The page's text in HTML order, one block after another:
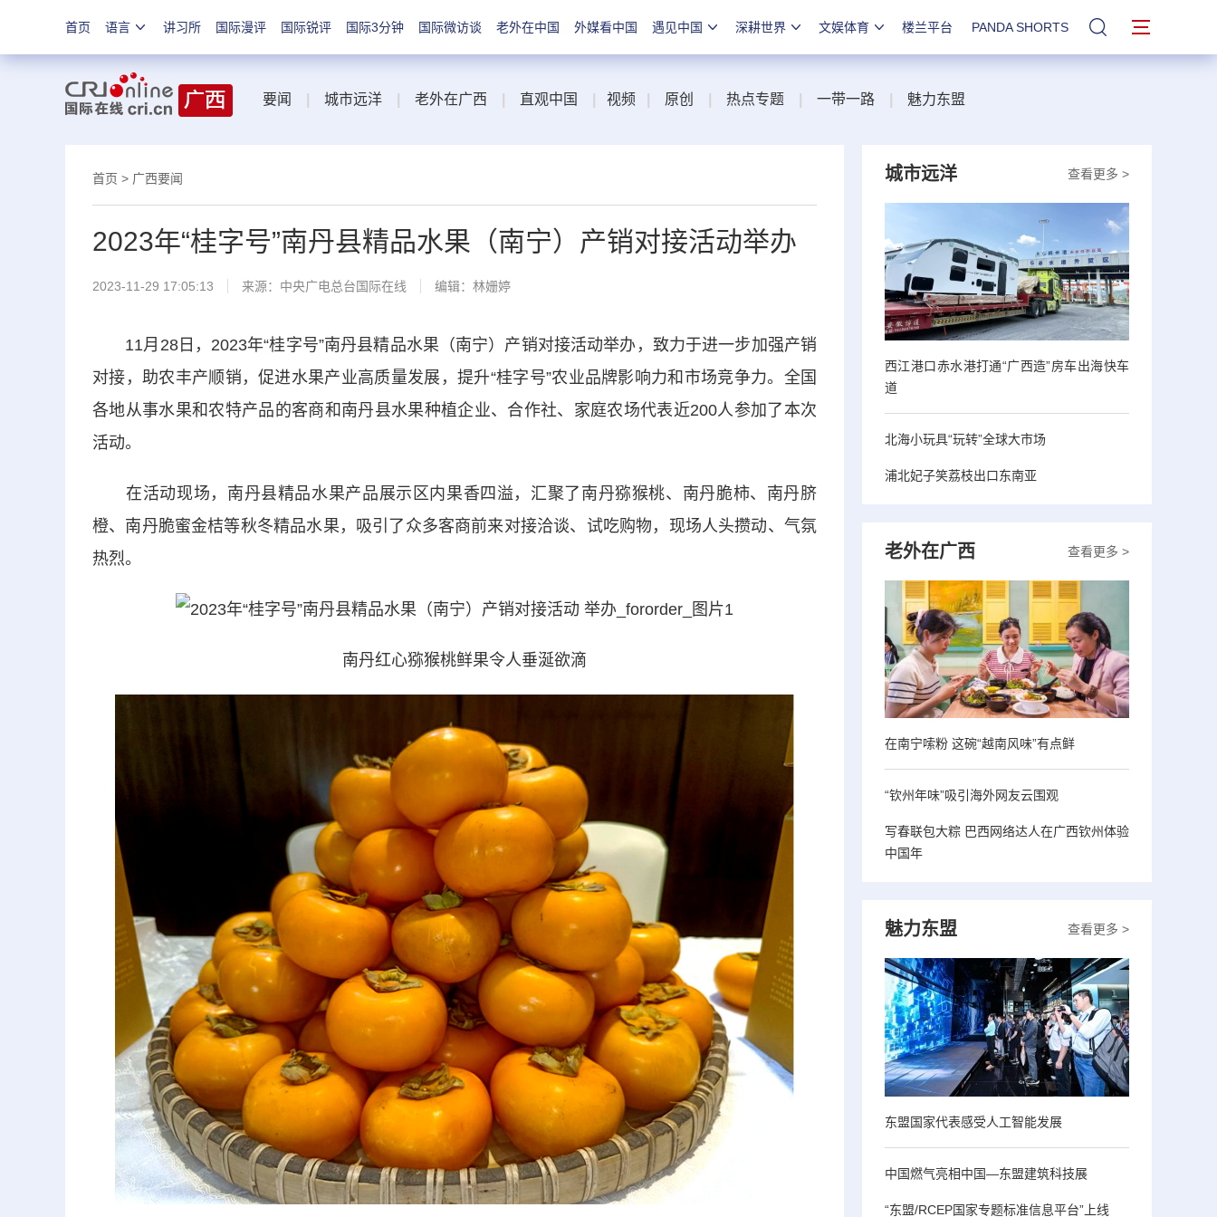
首页 语言 讲习所 国际漫评 国际锐评 国际3分钟 国际微访谈 老外在中国 外媒看中国 遇见中国 深耕世界 文娱体育 楼兰平台 PANDA SHORTS 站内搜索
要闻 城市远洋 老外在广西 直观中国 视频 原创 热点专题 一带一路 魅力东盟
首页 > 广西要闻
2023年“桂字号”南丹县精品水果（南宁）产销对接活动举办
2023-11-29 17:05:13 来源：中央广电总台国际在线 编辑：林姗婷
11月28日，2023年“桂字号”南丹县精品水果（南宁）产销对接活动举办，致力于进一步加强产销
对接，助农丰产顺销，促进水果产业高质量发展，提升“桂字号”农业品牌影响力和市场竞争力。全国
各地从事水果和农特产品的客商和南丹县水果种植企业、合作社、家庭农场代表近200人参加了本次
活动。
在活动现场，南丹县精品水果产品展示区内果香四溢，汇聚了南丹猕猴桃、南丹脆柿、南丹脐
橙、南丹脆蜜金桔等秋冬精品水果，吸引了众多客商前来对接洽谈、试吃购物，现场人头攒动、气氛
热烈。
南丹红心猕猴桃鲜果令人垂涎欲滴
查看更多 >
城市远洋
西江港口赤水港打通“广西造”房车出海快车
道
北海小玩具“玩转”全球大市场
浦北妃子笑荔枝出口东南亚
查看更多 >
老外在广西
在南宁嗦粉 这碗“越南风味”有点鲜
“钦州年味”吸引海外网友云围观
写春联包大粽 巴西网络达人在广西钦州体验
中国年
查看更多 >
魅力东盟
东盟国家代表感受人工智能发展
中国燃气亮相中国—东盟建筑科技展
“东盟/RCEP国家专题标准信息平台”上线